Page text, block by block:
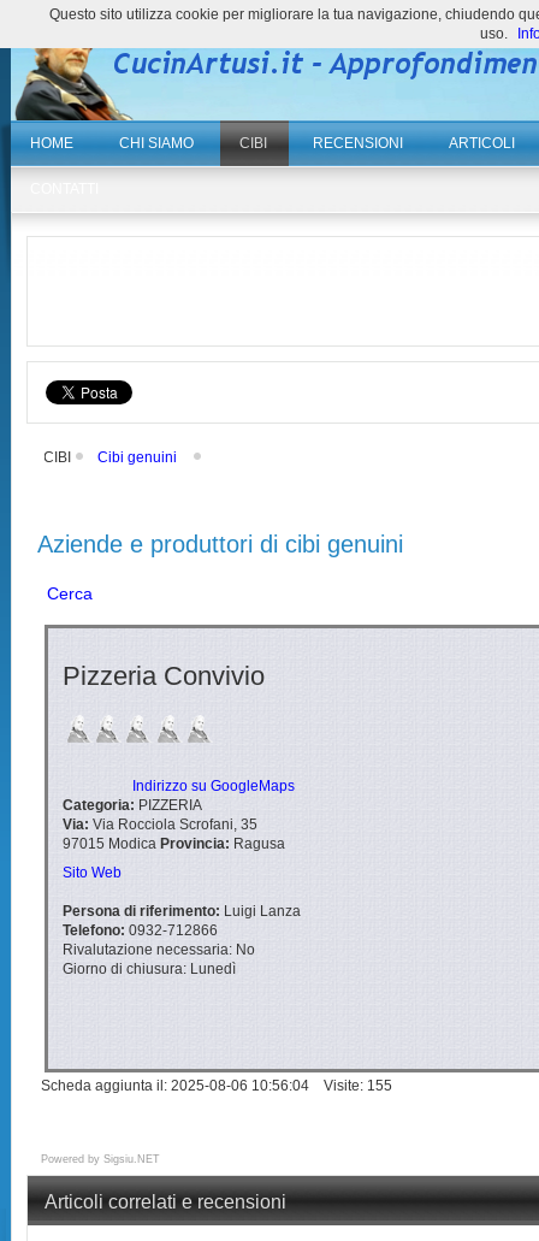
HOME CHI SIAMO CIBI RECENSIONI ARTICOLI
CIBI Cibi genuini
Aziende e produttori di cibi genuini
Cerca
Pizzeria Convivio
Indirizzo su GoogleMaps
Categoria: PIZZERIA
Via: Via Rocciola Scrofani, 35
97015 Modica Provincia: Ragusa
Sito Web
Persona di riferimento: Luigi Lanza
Telefono: 0932-712866
Rivalutazione necessaria: No
Giorno di chiusura: Lunedì
Scheda aggiunta il: 2025-08-06 10:56:04 Visite: 155
Powered bySigsiu.NET
Articoli correlati e recensioni
Questo sito utilizza cookie per migliorare la tua navigazione, chiudendo
uso.